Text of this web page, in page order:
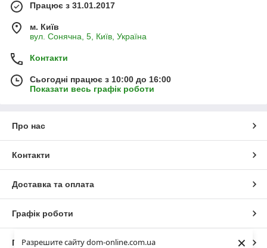
Разрешите сайту dom-online.com.ua
×
Працює з 31.01.2017
м. Київ
вул. Сонячна, 5, Київ, Україна
Контакти
Сьогодні працює з 10:00 до 16:00
Показати весь графік роботи
Про нас
Контакти
Доставка та оплата
Графік роботи
Повна версія сайту